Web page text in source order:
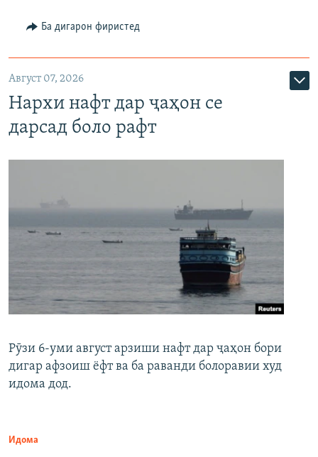
Ба дигарон фиристед
Август 07, 2026
Нархи нафт дар ҷаҳон се
дарсад боло рафт
Рӯзи 6-уми август арзиши нафт дар ҷаҳон бори
дигар афзоиш ёфт ва ба раванди болоравии худ
идома дод.
Идома